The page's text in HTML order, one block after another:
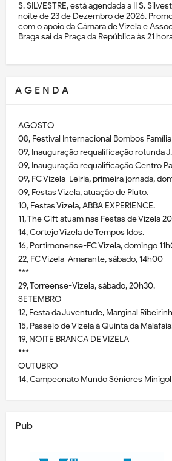
S. SILVESTRE, está agendada a II S.
noite de 23 de Dezembro de 2026.
com o apoio da Câmara de Vizela e
Braga sai da Praça da República às 21
A G E N D A
AGOSTO
08, Festival Internacional Bombos
09, Inauguração requalificação rotunda
09, Inauguração requalificação Centro
09, FC Vizela-Leiria, primeira jornada,
09, Festas Vizela, atuação de Pluto.
10, Festas Vizela, ABBA EXPERIENCE.
11, The Gift atuam nas Festas de Vizela
14, Cortejo Vizela de Tempos Idos.
16, Portimonense-FC Vizela, domingo
22, FC Vizela-Amarante, sábado, 14h00
***
29, Torreense-Vizela, sábado, 20h30.
SETEMBRO
12, Festa da Juventude, Marginal
15, Passeio de Vizela à Quinta da
19, NOITE BRANCA DE VIZELA
***
OUTUBRO
14, Campeonato Mundo Séniores
Pub